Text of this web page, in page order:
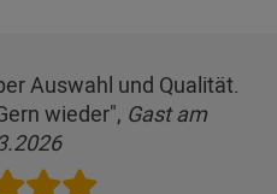
Auswahl und Qualität.
wieder", Gast am